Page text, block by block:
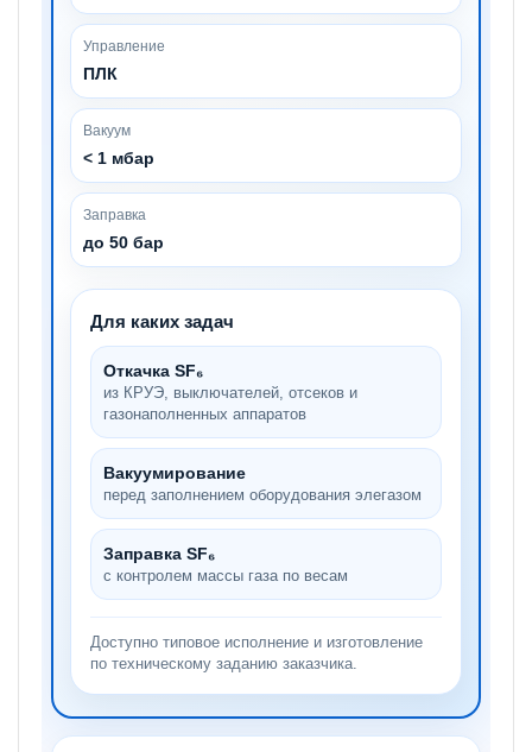
Управление
ПЛК
Вакуум
< 1 мбар
Заправка
до 50 бар
Для каких задач
Откачка SF₆
из КРУЭ, выключателей, отсеков и
газонаполненных аппаратов
Вакуумирование
перед заполнением оборудования элегазом
Заправка SF₆
с контролем массы газа по весам
Доступно типовое исполнение и изготовление
по техническому заданию заказчика.